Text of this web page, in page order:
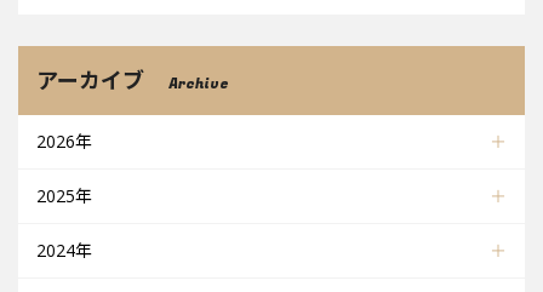
アーカイブ Archive
2026年
2025年
2024年